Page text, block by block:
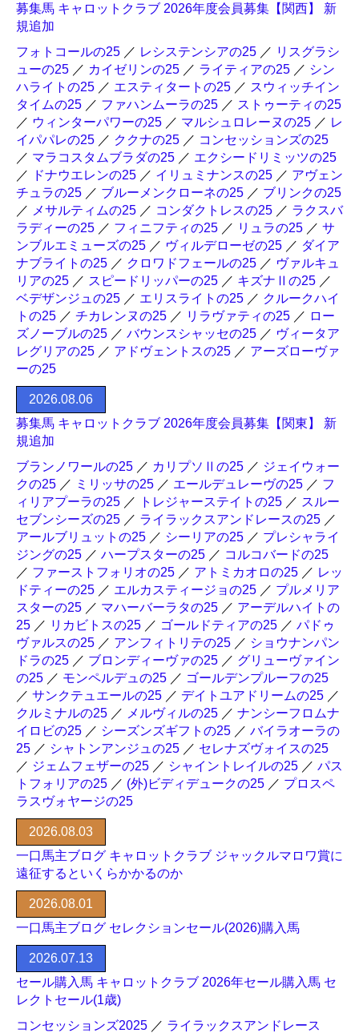
募集馬 キャロットクラブ 2026年度会員募集【関西】 新
規追加
フォトコールの25 ／ レシステンシアの25 ／ リスグラシ
ューの25 ／ カイゼリンの25 ／ ライティアの25 ／ シン
ハライトの25 ／ エスティタートの25 ／ スウィッチイン
タイムの25 ／ ファハンムーラの25 ／ ストゥーティの25
／ ウィンターパワーの25 ／ マルシュロレーヌの25 ／ レ
イパパレの25 ／ ククナの25 ／ コンセッションズの25
／ マラコスタムブラダの25 ／ エクシードリミッツの25
／
ドナウエレンの25 ／ イリュミナンスの25 ／ アヴェン
チュラの25 ／ ブルーメンクローネの25 ／ ブリンクの25
／ メサルティムの25 ／ コンダクトレスの25 ／ ラクスバ
ラディーの25 ／ フィニフティの25 ／ リュラの25 ／ サ
ンブルエミューズの25 ／ ヴィルデローゼの25 ／ ダイア
ナブライトの25 ／ クロワドフェールの25 ／ ヴァルキュ
リアの25 ／ スピードリッパーの25 ／ キズナⅡの25 ／
ベデザンジュの25 ／ エリスライトの25 ／ クルークハイ
トの25 ／ チカレンヌの25 ／ リラヴァティの25 ／ ロー
ズノーブルの25 ／ バウンスシャッセの25 ／ ヴィータア
レグリアの25 ／ アドヴェントスの25 ／ アーズローヴァ
ーの25
2026.08.06
募集馬 キャロットクラブ 2026年度会員募集【関東】 新
規追加
ブランノワールの25 ／ カリプソⅡの25 ／ ジェイウォー
クの25 ／ ミリッサの25 ／ エールデュレーヴの25 ／ フ
ィリアプーラの25 ／ トレジャーステイトの25 ／ スルー
セブンシーズの25 ／ ライラックスアンドレースの25 ／
アールブリュットの25 ／ シーリアの25 ／ プレシャライ
ジングの25 ／ ハープスターの25 ／ コルコバードの25
／ ファーストフォリオの25 ／ アトミカオロの25 ／ レッ
ドティーの25 ／ エルカスティージョの25 ／ プルメリア
スターの25 ／ マハーバーラタの25 ／ アーデルハイトの
25 ／ リカビトスの25 ／ ゴールドティアの25 ／ パドゥ
ヴァルスの25 ／ アンフィトリテの25 ／ ショウナンパン
ドラの25 ／ ブロンディーヴァの25 ／ グリューヴァイン
の25 ／ モンペルデュの25 ／ ゴールデンプルーフの25
／ サンクテュエールの25 ／ デイトユアドリームの25 ／
クルミナルの25 ／ メルヴィルの25 ／ ナンシーフロムナ
イロビの25 ／ シーズンズギフトの25 ／ バイラオーラの
25 ／ シャトンアンジュの25 ／ セレナズヴォイスの25
／ ジェムフェザーの25 ／ シャイントレイルの25 ／ パス
トフォリアの25 ／ (外)ビディデュークの25 ／ プロスペ
ラスヴォヤージの25
2026.08.03
一口馬主ブログ キャロットクラブ ジャックルマロワ賞に
遠征するといくらかかるのか
2026.08.01
一口馬主ブログ セレクションセール(2026)購入馬
2026.07.13
セール購入馬 キャロットクラブ 2026年セール購入馬 セ
レクトセール(1歳)
コンセッションズ2025 ／ ライラックスアンドレース